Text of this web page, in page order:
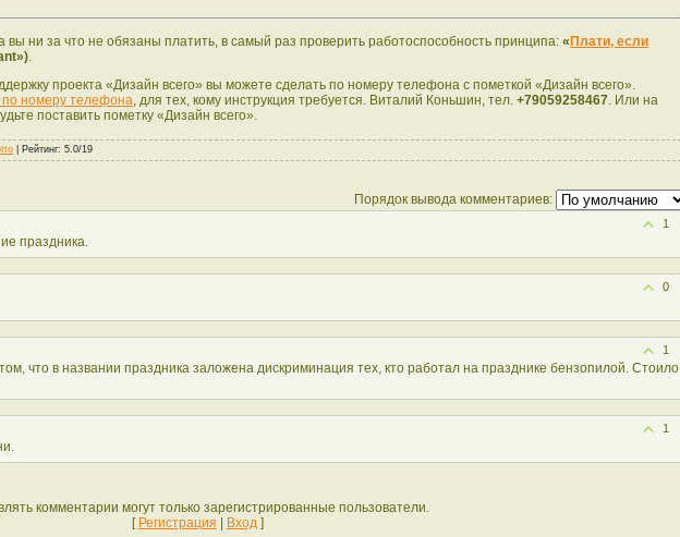
вы ни за что не обязаны платить, в самый раз проверить работоспособность принципа: « Плати, если
.
проекта «Дизайн всего» вы можете сделать по номеру телефона с пометкой «Дизайн всего».
по номеру телефона, для тех, кому инструкция требуется. Виталий Коньшин, тел. +79059258467. Или на
поставить пометку «Дизайн всего».
Рейтинг: 5.0/19
Порядок вывода комментариев:
1
праздника.
0
1
что в названии праздника заложена дискриминация тех, кто работал на празднике бензопилой. Стоило
1
комментарии могут только зарегистрированные пользователи.
[ Регистрация Вход]